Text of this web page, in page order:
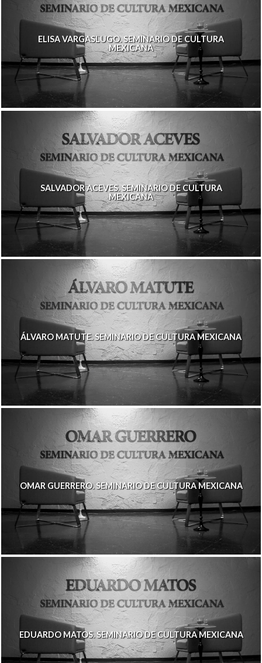
ELISA VARGASLUGO. SEMINARIO DE CULTURA
MEXICANA
SALVADOR ACEVES. SEMINARIO DE CULTURA
MEXICANA
ÁLVARO MATUTE. SEMINARIO DE CULTURA MEXICANA
OMAR GUERRERO. SEMINARIO DE CULTURA MEXICANA
EDUARDO MATOS. SEMINARIO DE CULTURA MEXICANA